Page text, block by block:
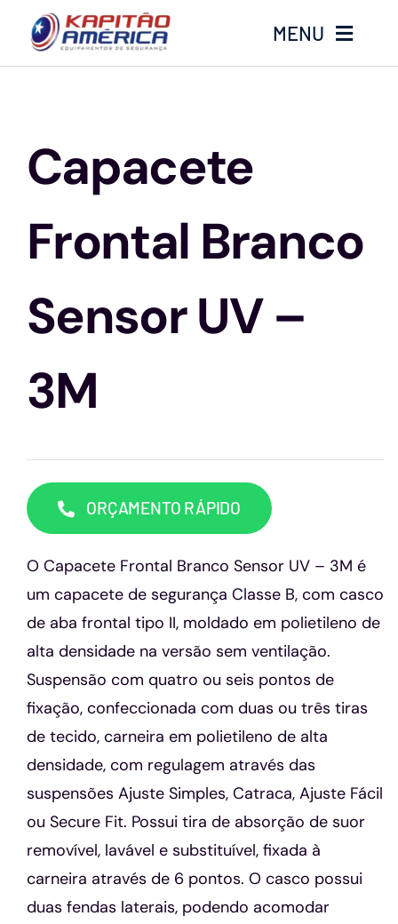
o
MENU
Produtos
Luvas
Altura
Óculos
Contato
Capacete
Frontal Branco
Sensor UV –
3M
ORÇAMENTO RÁPIDO
O Capacete Frontal Branco Sensor UV – 3M é
um capacete de segurança Classe B, com casco
de aba frontal tipo II, moldado em polietileno de
alta densidade na versão sem ventilação.
Suspensão com quatro ou seis pontos de
fixação, confeccionada com duas ou três tiras
de tecido, carneira em polietileno de alta
densidade, com regulagem através das
suspensões Ajuste Simples, Catraca, Ajuste Fácil
ou Secure Fit. Possui tira de absorção de suor
removível, lavável e substituível, fixada à
carneira através de 6 pontos. O casco possui
duas fendas laterais, podendo acomodar